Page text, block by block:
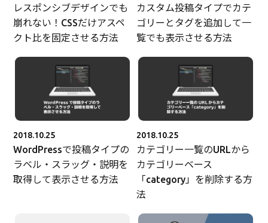
レスポンシブデザインでも
崩れない！CSSだけアスペ
クト比を固定させる方法
カスタム投稿タイプでカテ
ゴリーとタグを追加して一
覧でも表示させる方法
2018.10.25
WordPressで投稿タイプの
ラベル・スラッグ・説明を
取得して表示させる方法
2018.10.25
カテゴリー一覧のURLから
カテゴリーベース
「category」を削除する方
法